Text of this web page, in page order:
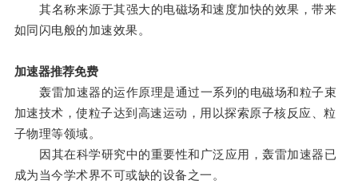
其名称来源于其强大的电磁场和速度加快的效果，带来
如同闪电般的加速效果。
加速器推荐免费
轰雷加速器的运作原理是通过一系列的电磁场和粒子束
加速技术，使粒子达到高速运动，用以探索原子核反应、粒
子物理等领域。
因其在科学研究中的重要性和广泛应用，轰雷加速器已
成为当今学术界不可或缺的设备之一。